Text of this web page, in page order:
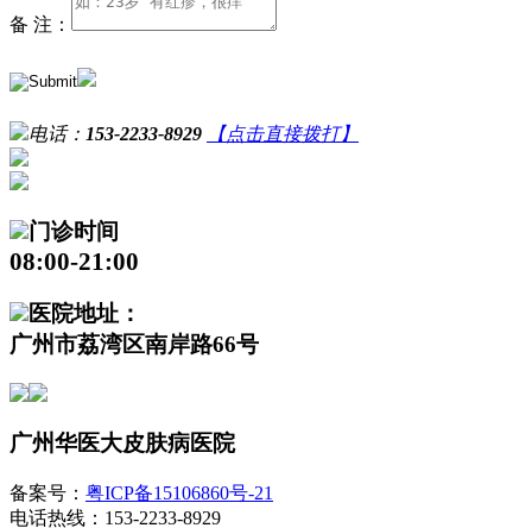
备 注：
电话： 153-2233-8929 【点击直接拨打】
门诊时间
08:00-21:00
医院地址：
广州市荔湾区南岸路66号
广州华医大皮肤病医院
备案号： 粤ICP备15106860号-21
电话热线：153-2233-8929